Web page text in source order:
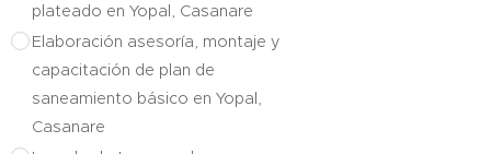
plateado en Yopal, Casanare
Elaboración asesoría, montaje y
capacitación de plan de
saneamiento básico en Yopal,
Casanare